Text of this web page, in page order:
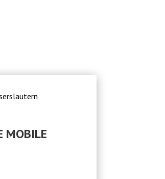
MOBILE